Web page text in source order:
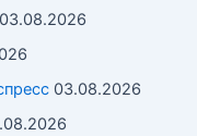
03.08.2026
03.08.2026